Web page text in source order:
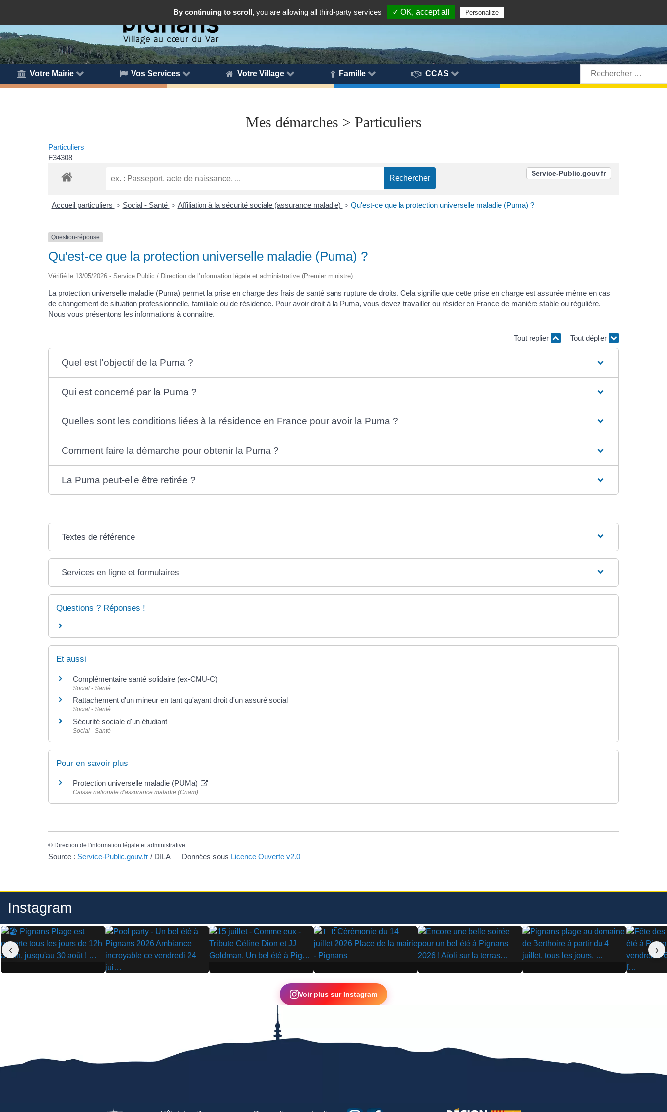
Votre Mairie Vos Services Votre Village Famille CCAS
Rechercher:
Mes démarches > Particuliers
Particuliers
F34308
Service-Public.gouv.fr
Accueil particuliers > Social - Santé > Affiliation à la sécurité sociale (assurance maladie) > Qu'est-ce que la protection universelle maladie (Puma) ?
Question-réponse
Qu'est-ce que la protection universelle maladie (Puma) ?
Vérifié le 13/05/2026 - Service Public / Direction de l'information légale et administrative (Premier ministre)
La protection universelle maladie (Puma) permet la prise en charge des frais de santé sans rupture de droits. Cela signifie que cette prise en charge est assurée même en cas
de changement de situation professionnelle, familiale ou de résidence. Pour avoir droit à la Puma, vous devez travailler ou résider en France de manière stable ou régulière.
Nous vous présentons les informations à connaître.
Tout replier Tout déplier
Quel est l'objectif de la Puma ?
Qui est concerné par la Puma ?
Quelles sont les conditions liées à la résidence en France pour avoir la Puma ?
Comment faire la démarche pour obtenir la Puma ?
La Puma peut-elle être retirée ?
Textes de référence
Services en ligne et formulaires
Questions ? Réponses !
Et aussi
Complémentaire santé solidaire (ex-CMU-C)
Social - Santé
Rattachement d'un mineur en tant qu'ayant droit d'un assuré social
Social - Santé
Sécurité sociale d'un étudiant
Social - Santé
Pour en savoir plus
Protection universelle maladie (PUMa)
Caisse nationale d'assurance maladie (Cnam)
© Direction de l'information légale et administrative
Source : Service-Public.gouv.fr / DILA — Données sous Licence Ouverte v2.0
Instagram
▶
▶
▶ ▶ ▶ ▶
▶
‹ ›
Voir plus sur Instagram
By continuing to scroll, you are allowing all third-party services ✓ OK, accept all Personalize